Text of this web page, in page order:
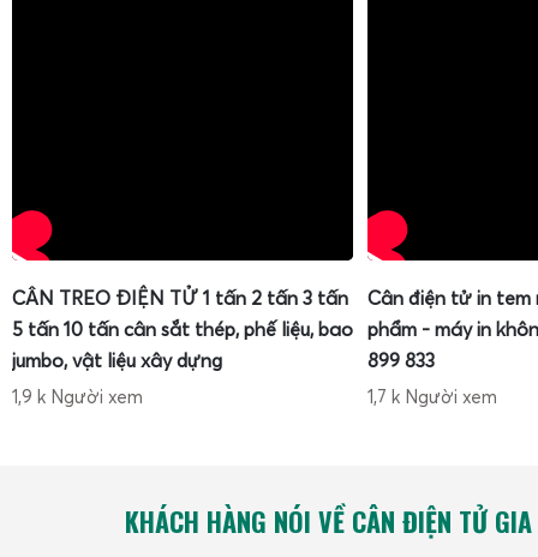
CÂN TREO ĐIỆN TỬ 1 tấn 2 tấn 3 tấn
5 tấn 10 tấn cân sắt thép, phế liệu, bao
jumbo, vật liệu xây dựng
1,9 k Người xem
Cân điện tử in tem
phẩm - máy in
899 833
1,7 k Người xem
KHÁCH HÀNG NÓI VỀ CÂN ĐIỆN TỬ